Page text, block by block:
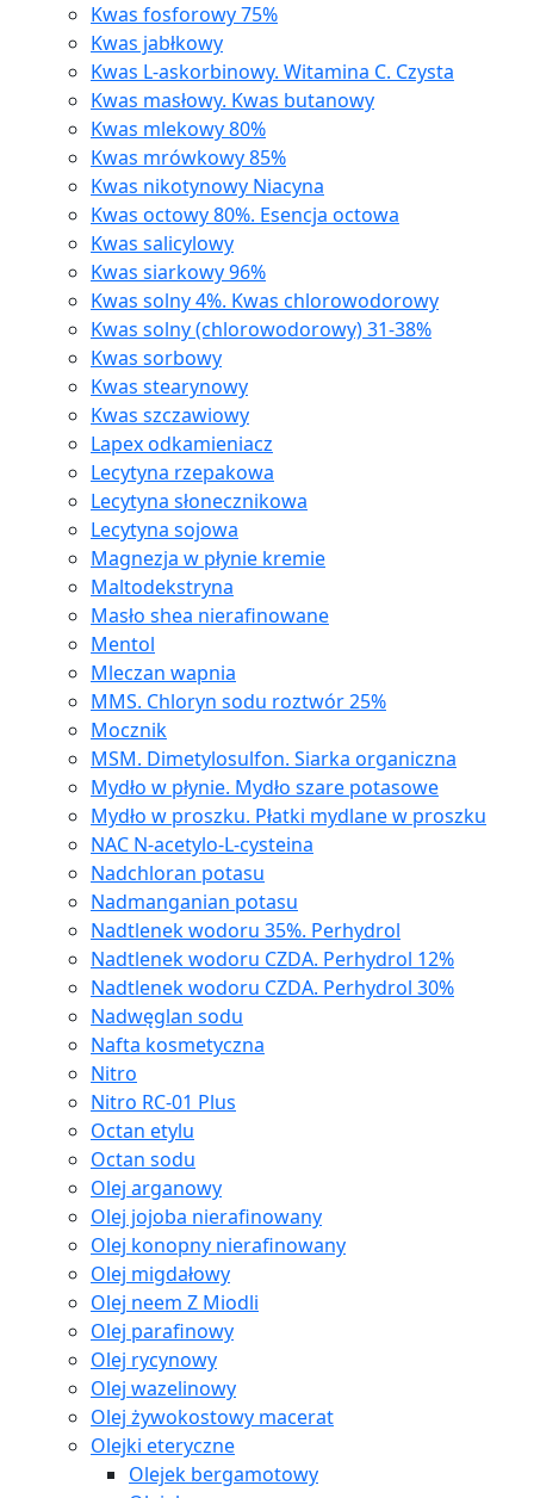
Kwas fosforowy 75%
Kwas jabłkowy
Kwas L-askorbinowy. Witamina C. Czysta
Kwas masłowy. Kwas butanowy
Kwas mlekowy 80%
Kwas mrówkowy 85%
Kwas nikotynowy Niacyna
Kwas octowy 80%. Esencja octowa
Kwas salicylowy
Kwas siarkowy 96%
Kwas solny 4%. Kwas chlorowodorowy
Kwas solny (chlorowodorowy) 31-38%
Kwas sorbowy
Kwas stearynowy
Kwas szczawiowy
Lapex odkamieniacz
Lecytyna rzepakowa
Lecytyna słonecznikowa
Lecytyna sojowa
Magnezja w płynie kremie
Maltodekstryna
Masło shea nierafinowane
Mentol
Mleczan wapnia
MMS. Chloryn sodu roztwór 25%
Mocznik
MSM. Dimetylosulfon. Siarka organiczna
Mydło w płynie. Mydło szare potasowe
Mydło w proszku. Płatki mydlane w proszku
NAC N-acetylo-L-cysteina
Nadchloran potasu
Nadmanganian potasu
Nadtlenek wodoru 35%. Perhydrol
Nadtlenek wodoru CZDA. Perhydrol 12%
Nadtlenek wodoru CZDA. Perhydrol 30%
Nadwęglan sodu
Nafta kosmetyczna
Nitro
Nitro RC-01 Plus
Octan etylu
Octan sodu
Olej arganowy
Olej jojoba nierafinowany
Olej konopny nierafinowany
Olej migdałowy
Olej neem Z Miodli
Olej parafinowy
Olej rycynowy
Olej wazelinowy
Olej żywokostowy macerat
Olejki eteryczne
Olejek bergamotowy